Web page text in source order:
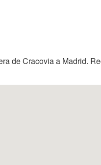
de Cracovia a Madrid.